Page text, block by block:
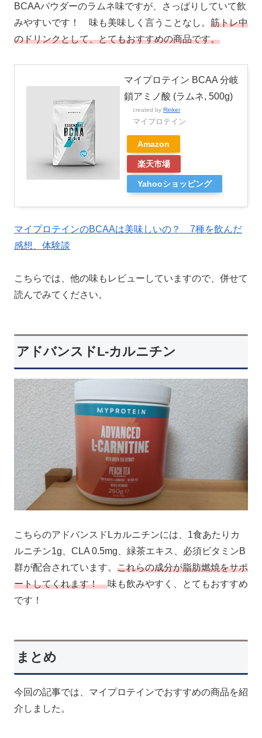
BCAAパウダーのラムネ味ですが、さっぱりしていて飲
みやすいです！ 味も美味しく言うことなし。 筋トレ中
のドリンクとして、とてもおすすめの商品です。
マイプロテイン BCAA 分岐
鎖アミノ酸 (ラムネ, 500g)
created by Rinker
マイプロテイン
Amazon
楽天市場
Yahooショッピング
マイプロテインのBCAAは美味しいの？ 7種を飲んだ
感想、体験談
こちらでは、他の味もレビューしていますので、併せて
読んでみてください。
アドバンスドL-カルニチン
こちらのアドバンスドLカルニチンには、1食あたりカ
ルニチン1g、CLA 0.5mg、緑茶エキス、必須ビタミンB
群が配合されています。 これらの成分が脂肪燃焼をサポ
ートしてくれます！味も飲みやすく、とてもおすすめ
です！
まとめ
今回の記事では、マイプロテインでおすすめの商品を紹
介しました。